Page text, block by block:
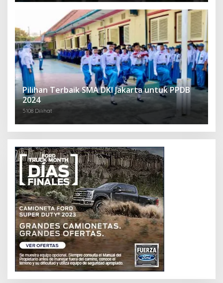
Pilihan Terbaik SMA DKI Jakarta untuk PPDB
2024
5108 Dilihat